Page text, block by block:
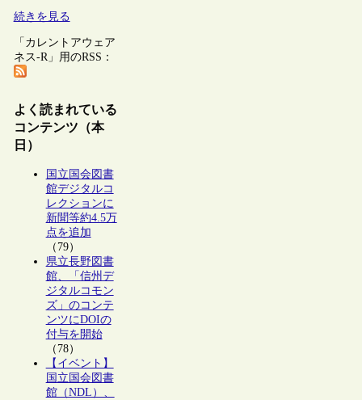
続きを見る
「カレントアウェア
ネス-R」用のRSS：
よく読まれている
コンテンツ（本
日）
国立国会図書
館デジタルコ
レクションに
新聞等約4.5万
点を追加
（79）
県立長野図書
館、「信州デ
ジタルコモン
ズ」のコンテ
ンツにDOIの
付与を開始
（78）
【イベント】
国立国会図書
館（NDL）、